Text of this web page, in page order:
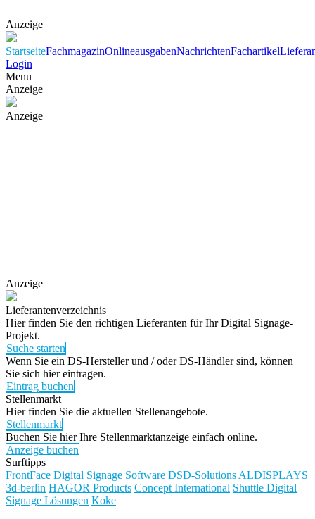
Anzeige
StartseiteFachmagazinOnlineausgabenNachrichtenFachartikel
Login
Menu
Anzeige
Anzeige
Anzeige
Lieferantenverzeichnis
Hier finden Sie den richtigen Lieferanten für Ihr Digital Signage-
Projekt.
Suche starten
Wenn Sie ein DS-Hersteller und / oder DS-Händler sind, können
Sie sich hier eintragen.
Eintrag buchen
Stellenmarkt
Hier finden Sie die aktuellen Stellenangebote.
Stellenmarkt
Buchen Sie hier Ihre Stellenmarktanzeige einfach online.
Anzeige buchen
Surftipps
FrontFace Digital Signage Software DSD-Solutions ALDISPLAYS
3d-berlin HAGOR Products Concept International Shuttle Digital
Signage Lösungen Koke